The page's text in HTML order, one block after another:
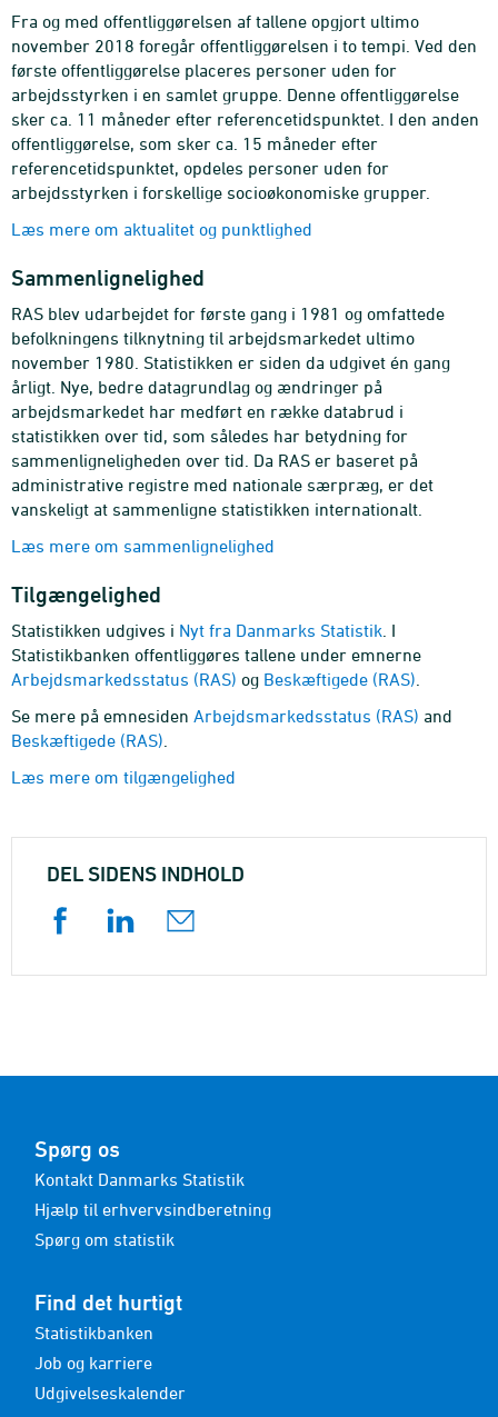
Fra og med offentliggørelsen af tallene opgjort ultimo
november 2018 foregår offentliggørelsen i to tempi. Ved den
første offentliggørelse placeres personer uden for
arbejdsstyrken i en samlet gruppe. Denne offentliggørelse
sker ca. 11 måneder efter referencetidspunktet. I den anden
offentliggørelse, som sker ca. 15 måneder efter
referencetidspunktet, opdeles personer uden for
arbejdsstyrken i forskellige socioøkonomiske grupper.
Læs mere om aktualitet og punktlighed
Sammenlignelighed
RAS blev udarbejdet for første gang i 1981 og omfattede
befolkningens tilknytning til arbejdsmarkedet ultimo
november 1980. Statistikken er siden da udgivet én gang
årligt. Nye, bedre datagrundlag og ændringer på
arbejdsmarkedet har medført en række databrud i
statistikken over tid, som således har betydning for
sammenligneligheden over tid. Da RAS er baseret på
administrative registre med nationale særpræg, er det
vanskeligt at sammenligne statistikken internationalt.
Læs mere om sammenlignelighed
Tilgængelighed
Statistikken udgives i Nyt fra Danmarks Statistik . I
Statistikbanken offentliggøres tallene under emnerne
Arbejdsmarkedsstatus (RAS) og Beskæftigede (RAS)
Se mere på emnesiden Arbejdsmarkedsstatus (RAS) and
Beskæftigede (RAS)
Læs mere om tilgængelighed
DEL SIDENS INDHOLD
Spørg os
Kontakt Danmarks Statistik
Hjælp til erhvervsindberetning
Spørg om statistik
Find det hurtigt
Statistikbanken
Job og karriere
Udgivelseskalender